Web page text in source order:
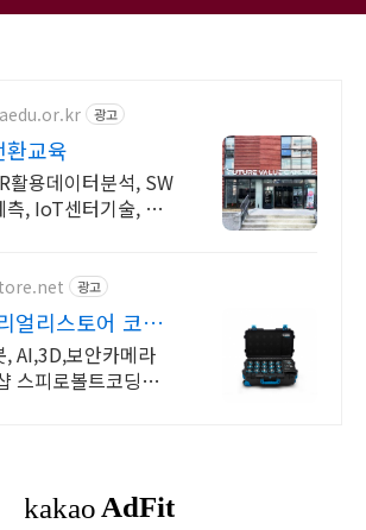
광고
환교육
활용데이터분석, SW
측, IoT센터기술, 파
광고
얼리스토어 코딩
밌게
AI,3D,보안카메라
스피로볼트코딩로